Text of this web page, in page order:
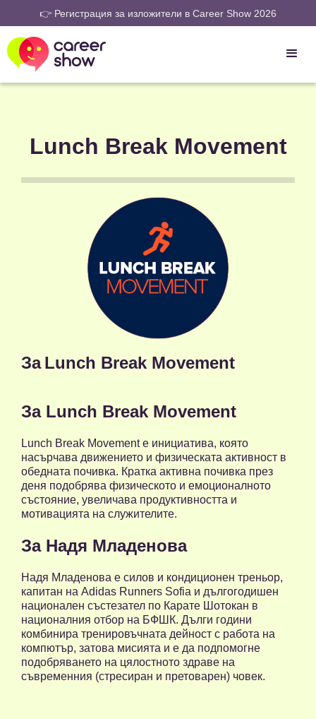
👉 Регистрация за изложители в Career Show 2026
Lunch Break Movement
За Lunch Break Movement
За Lunch Break Movement
Lunch Break Movement е инициатива, която
насърчава движението и физическата активност в
обедната почивка. Кратка активна почивка през
деня подобрява физическото и емоционалното
състояние, увеличава продуктивността и
мотивацията на служителите.
За Надя Младенова
Надя Младенова е силов и кондиционен треньор,
капитан на Adidas Runners Sofia и дългогодишен
национален състезател по Карате Шотокан в
националния отбор на БФШК. Дълги години
комбинира тренировъчната дейност с работа на
компютър, затова мисията и е да подпомогне
подобряването на цялостното здраве на
съвременния (стресиран и претоварен) човек.